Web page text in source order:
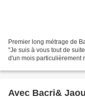
Premier long métrage de
"Je suis à vous tout de
d'un mois particulièrement
Avec Bacri&